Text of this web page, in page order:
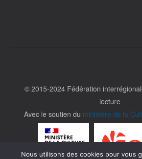
© 2015-2024 Fédération
lecture
Avec le soutien du ministère de la
Nous utilisons des cookies pour vous